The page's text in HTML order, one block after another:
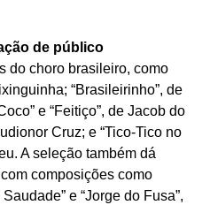
de público
do choro brasileiro, como
“Brasileirinho”, de
e “Feitiço”, de Jacob do
Cruz; e “Tico-Tico no
A seleção também dá
composições como
e “Jorge do Fusa”,